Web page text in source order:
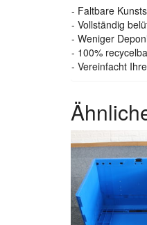
- Faltbare
- Vollständig
- Weniger
- 100%
- Vereinfacht